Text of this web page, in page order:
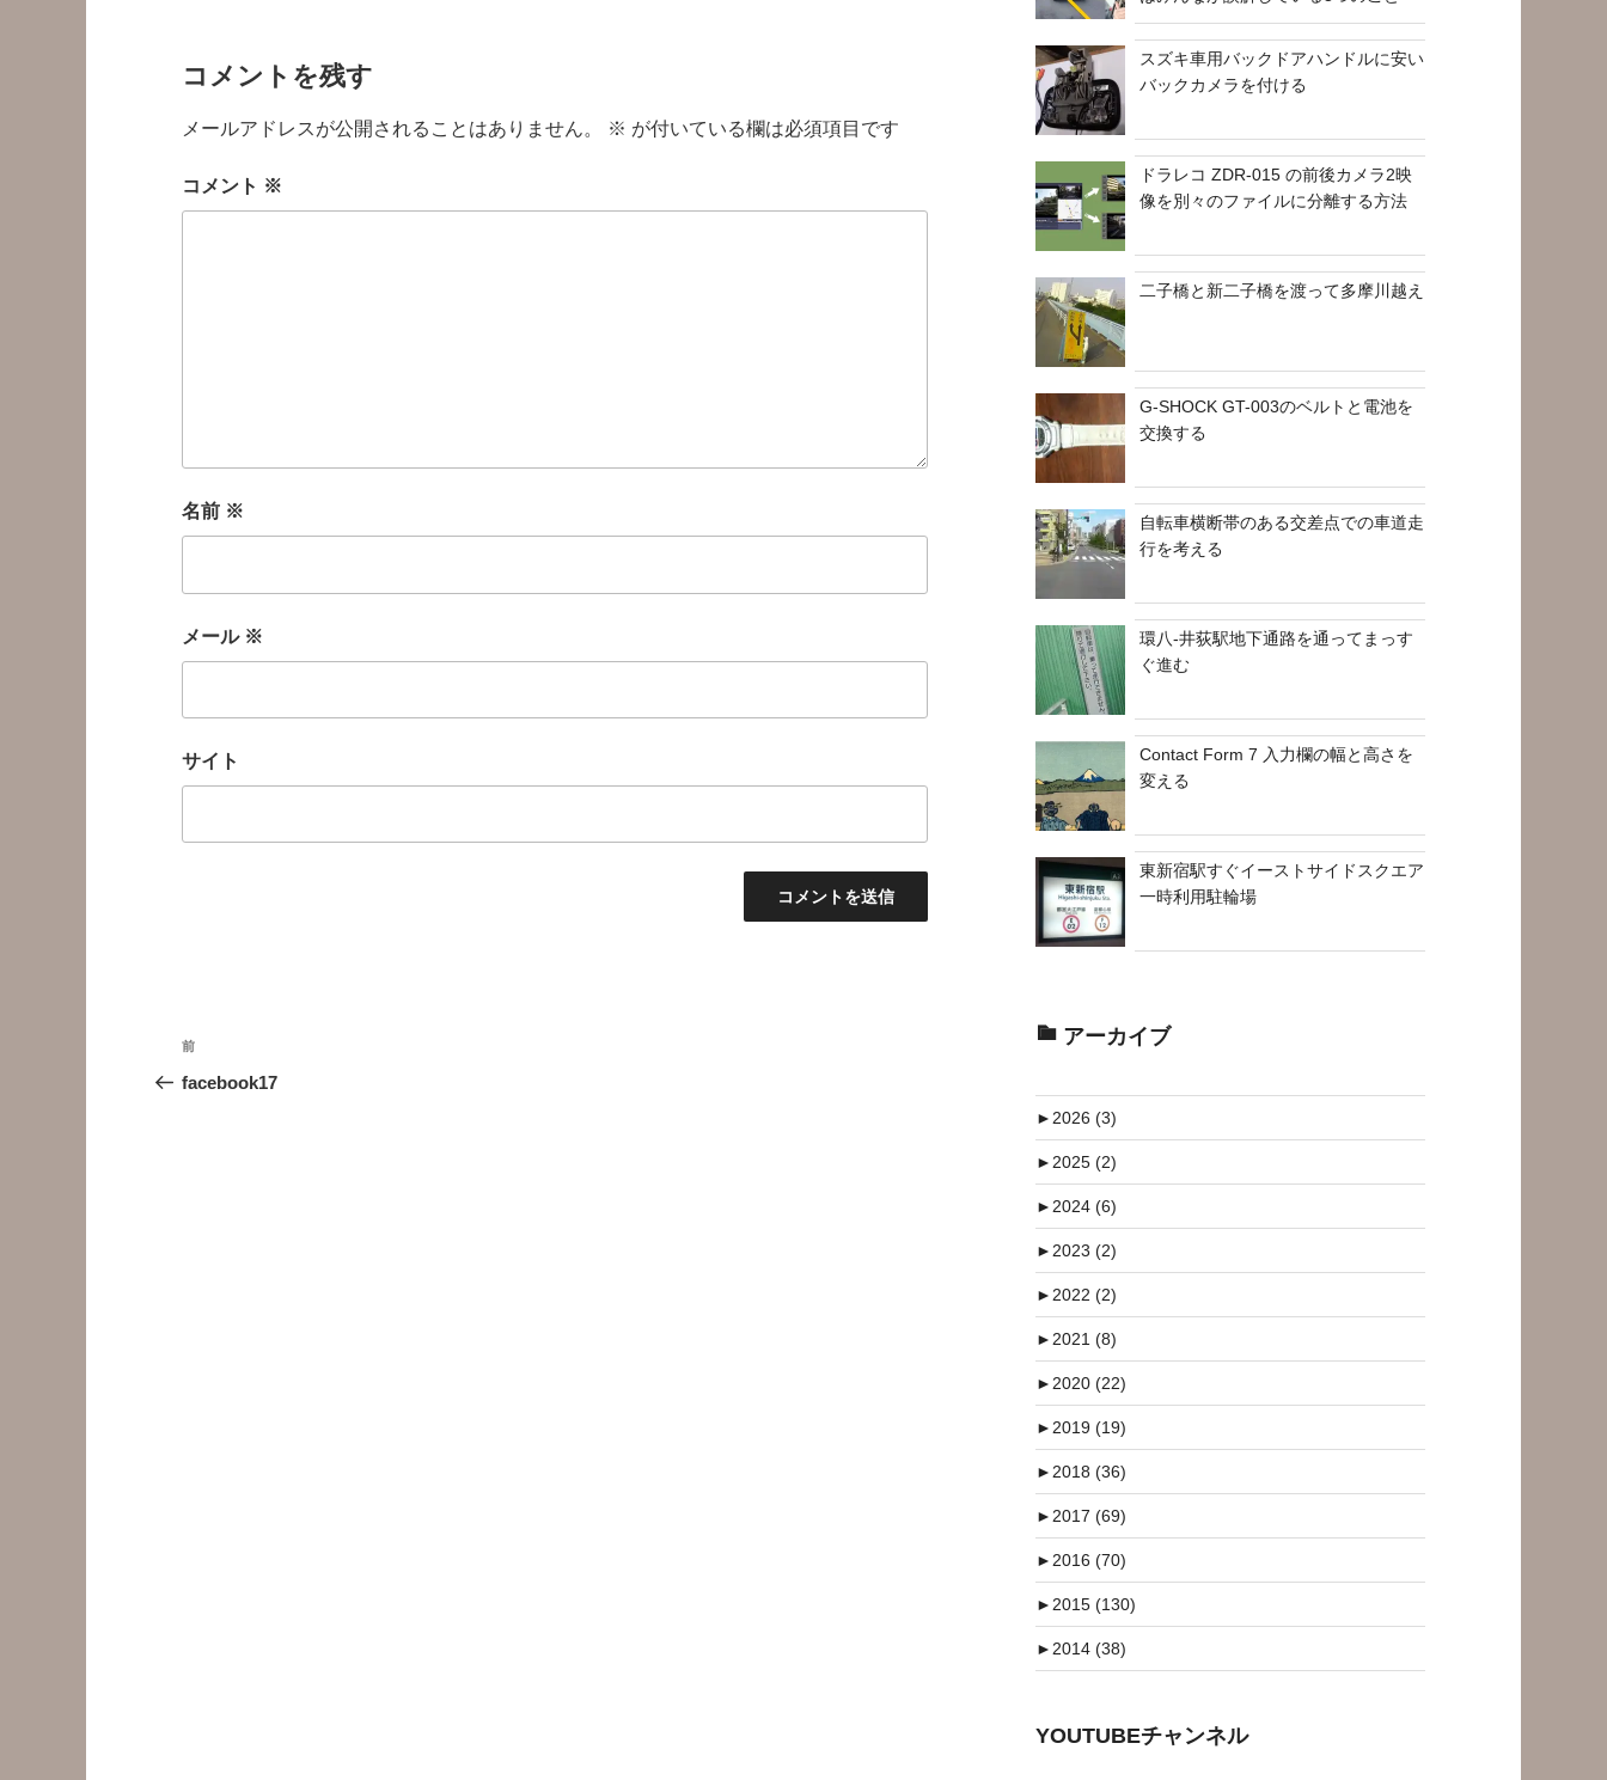
コメントを残す
メールアドレスが公開されることはありません。 ※ が付いている欄は必須項目です
コメント ※
名前 ※
メール ※
サイト
投
稿
前
の
前
facebook17
スズキ車用バックドアハンドルに安い
バックカメラを付ける
ドラレコ ZDR-015 の前後カメラ2映
像を別々のファイルに分離する方法
二子橋と新二子橋を渡って多摩川越え
G-SHOCK GT-003のベルトと電池を
交換する
自転車横断帯のある交差点での車道走
行を考える
環八-井荻駅地下通路を通ってまっす
ぐ進む
Contact Form 7 入力欄の幅と高さを
変える
東新宿駅すぐイーストサイドスクエア
一時利用駐輪場
アーカイブ
►2026 (3)
►2025 (2)
►2024 (6)
►2023 (2)
►2022 (2)
►2021 (8)
►2020 (22)
►2019 (19)
►2018 (36)
►2017 (69)
►2016 (70)
►2015 (130)
►2014 (38)
YOUTUBEチャンネル